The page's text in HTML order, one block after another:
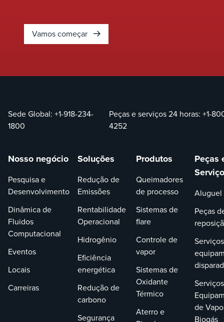
Vamos começar
Sede Global: +1-918-234-
1800
Peças e serviços 24 horas:+1-
4252
Nosso negócio
Pesquisa e
Desenvolvimento
Dinâmica de
Fluidos
Computacional
Eventos
Locais
Carreiras
Soluções
Redução de
Emissões
Rentabilidade
Operacional
Hidrogênio
Eficiência
energética
Redução de
carbono
Segurança
Produtos
Queimadores
de processo
Sistemas de
flare
Controle de
vapor
Sistemas de
Oxidante
Térmico
Aterro e
Peças
Aluguel
Peças
de
Biogás